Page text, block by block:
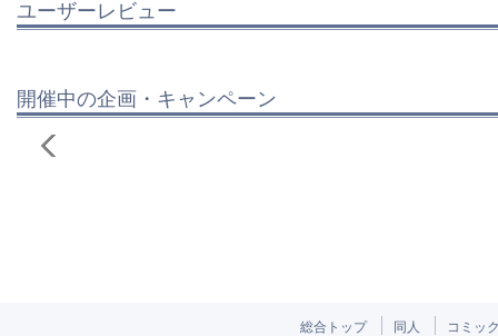
ユーザーレビュー
開催中の企画・キャンペーン
総合トップ 同人 コミッ